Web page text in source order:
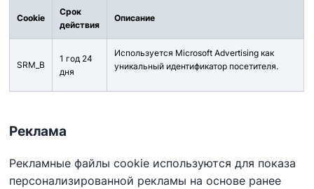
Cookie
Срок
действия
Описание
SRM_B
1 год 24
дня
Используется Microsoft Advertising как
уникальный идентификатор посетителя.
Реклама
Рекламные файлы cookie используются для показа
персонализированной рекламы на основе ранее